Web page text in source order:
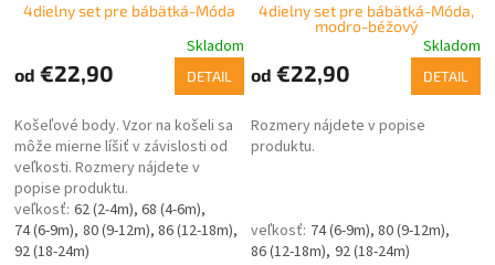
4dielny set pre bábätká-Móda
Skladom
od €22,90 DETAIL
Košeľové body. Vzor na košeli sa
môže mierne líšiť v závislosti od
veľkosti. Rozmery nájdete v
popise produktu.
62 (2-4m) 68 (4-6m)
74 (6-9m) 80 (9-12m) 86 (12-18m)
92 (18-24m)
4dielny set pre bábätká-Móda,
modro-béžový
Skladom
od €22,90 DETAIL
Rozmery nájdete v popise
produktu.
74 (6-9m) 80 (9-12m)
86 (12-18m) 92 (18-24m)